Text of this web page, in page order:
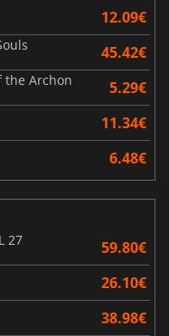
12.09€
45.42€
the Archon 5.29€
11.34€
6.48€
27
59.80€
26.10€
38.98€